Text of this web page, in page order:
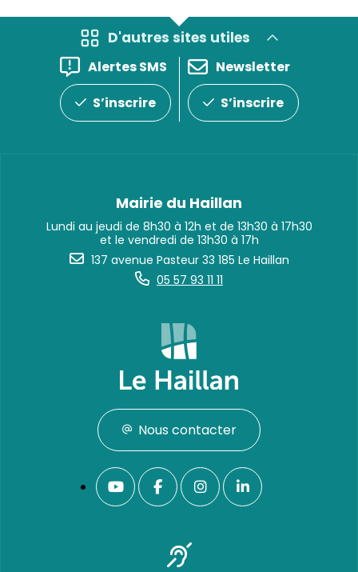
D'autres sites utiles
Alertes SMS
S’inscrire
Newsletter
S’inscrire
Mairie du Haillan
Lundi au jeudi de 8h30 à 12h et de 13h30 à 17h30
et le vendredi de 13h30 à 17h
137 avenue Pasteur 33 185 Le Haillan
05 57 93 11 11
Nous contacter